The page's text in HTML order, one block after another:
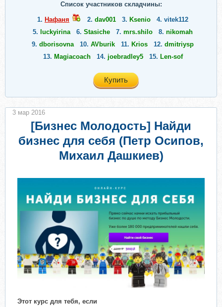
Список участников складчины:
1. Нафаня 2. dav001 3. Ksenio 4. vitek112
5. luckyirina 6. Stasiche 7. mrs.shilo 8. nikomah
9. dborisovna 10. AVburik 11. Krios 12. dmitriysp
13. Magiacoach 14. joebradley5 15. Len-sof
Купить
[Бизнес Молодость] Найди
бизнес для себя (Петр Осипов,
Михаил Дашкиев)
Этот курс для тебя, если
3 мар 2016